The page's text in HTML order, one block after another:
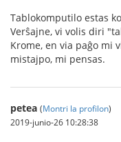
Tablokomputilo estas
Verŝajne, vi volis diri
Krome, en via paĝo mi
mistajpo, mi pensas.
petea (Montri la profilon)
2019-junio-26 10:28:38